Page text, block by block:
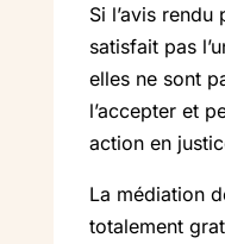
Si l’avis
satisfait pas
elles ne sont
l’accepter et
action en
La médiation
totalement